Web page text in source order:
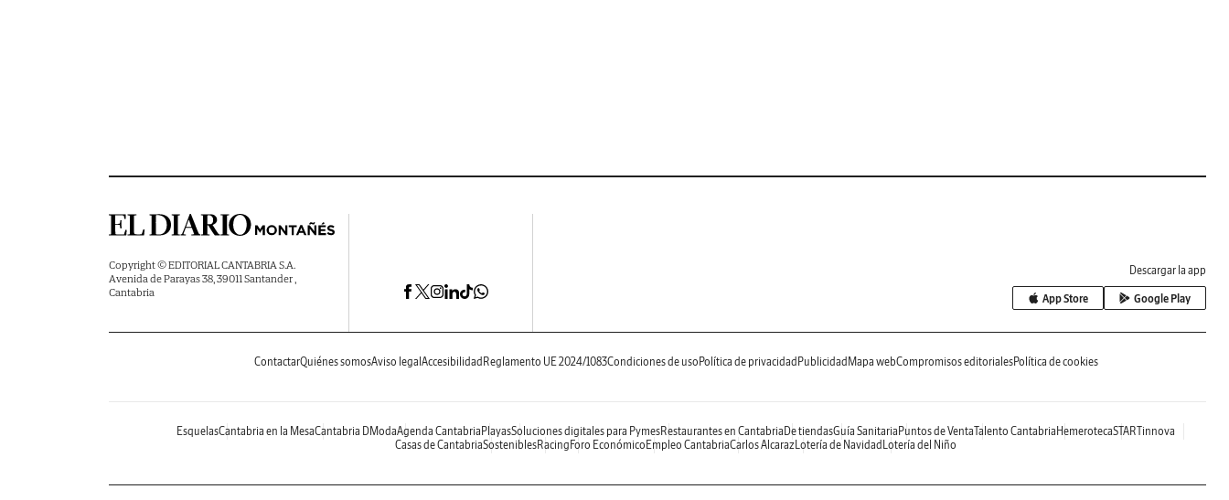
Copyright © EDITORIAL CANTABRIA S.A.
Avenida de Parayas 38, 39011 Santander ,
Cantabria
Descargar la app
App Store Google Play
ContactarQuiénes somosAviso legal Accesibilidad Reglamento UE 2024/1083Condiciones de uso Política de privacidad Publicidad Mapa webCompromisos editorialesPolítica de cookies
EsquelasCantabria en la MesaCantabria DModaAgenda Cantabria PlayasSoluciones digitales para PymesRestaurantes en Cantabria De tiendasGuía Sanitaria Puntos de VentaTalento Cantabria HemerotecaSTARTinnova
Casas de CantabriaSosteniblesRacing Foro Económico Empleo CantabriaCarlos AlcarazLotería de Navidad Lotería del Niño